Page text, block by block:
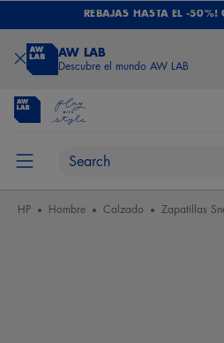
REBAJAS HASTA EL -
AW LAB
Descubre el mundo AW LAB
HP Hombre Calzado Zapatillas